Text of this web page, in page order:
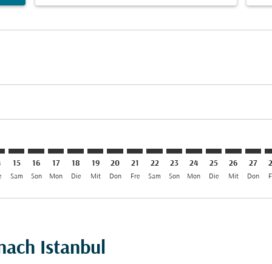
15
Sam
16
Son
17
Mon
18
Die
19
Mit
MLE–IST: cmp-view-offers-
20
Don
MLE–IST: cmp-view-offers-
21
Fre
MLE–IST: cmp-view-
22
Sam
MLE–IST: cmp-view-
23
Son
MLE–IST: cmp-
24
Mon
MLE–IST:
25
Die
26
Mit
27
Don
Istanbul